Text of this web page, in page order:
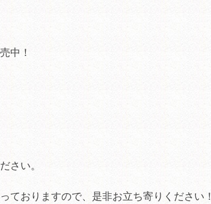
中！
さい。
ておりますので、是非お立ち寄りください！